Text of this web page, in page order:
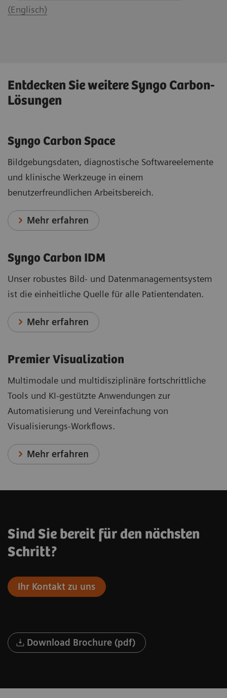
(Englisch)
Entdecken Sie weitere Syngo Carbon-
Lösungen
Syngo Carbon Space
Bildgebungsdaten, diagnostische Softwareelemente
und klinische Werkzeuge in einem
benutzerfreundlichen Arbeitsbereich.
Mehr erfahren
Syngo Carbon IDM
Unser robustes Bild- und Datenmanagementsystem
ist die einheitliche Quelle für alle Patientendaten.
Mehr erfahren
Premier Visualization
Multimodale und multidisziplinäre fortschrittliche
Tools und KI-gestützte Anwendungen zur
Automatisierung und Vereinfachung von
Visualisierungs-Workflows.
Mehr erfahren
Sind Sie bereit für den nächsten
Schritt?
Ihr Kontakt zu uns
Download Brochure (pdf)